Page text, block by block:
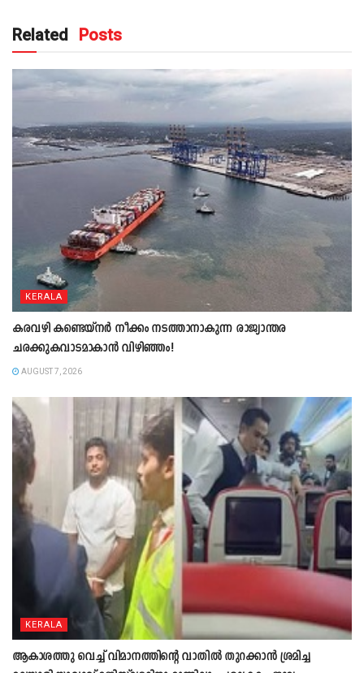
Related Posts
KERALA
കരവഴി കണ്ടെയ്നർ നീക്കം നടത്താനാകുന്ന രാജ്യാന്തര
ചരക്കുകവാടമാകാൻ വിഴിഞ്ഞം!
AUGUST 7, 2026
KERALA
ആകാശത്തു വെച്ച് വിമാനത്തിന്റെ വാതില്‍ തുറക്കാന്‍ ശ്രമിച്ച